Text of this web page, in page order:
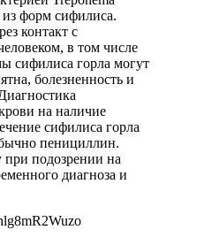
из форм сифилиса.
контакт с
в том числе
сифилиса горла могут
болезненность и
на наличие
сифилиса горла
пенициллин.
при подозрении на
диагноза и